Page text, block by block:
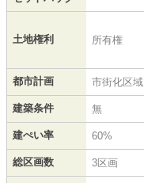
土地権利 所有権
都市計画 市街化区域
建築条件 無
建ぺい率 60%
総区画数 3区画